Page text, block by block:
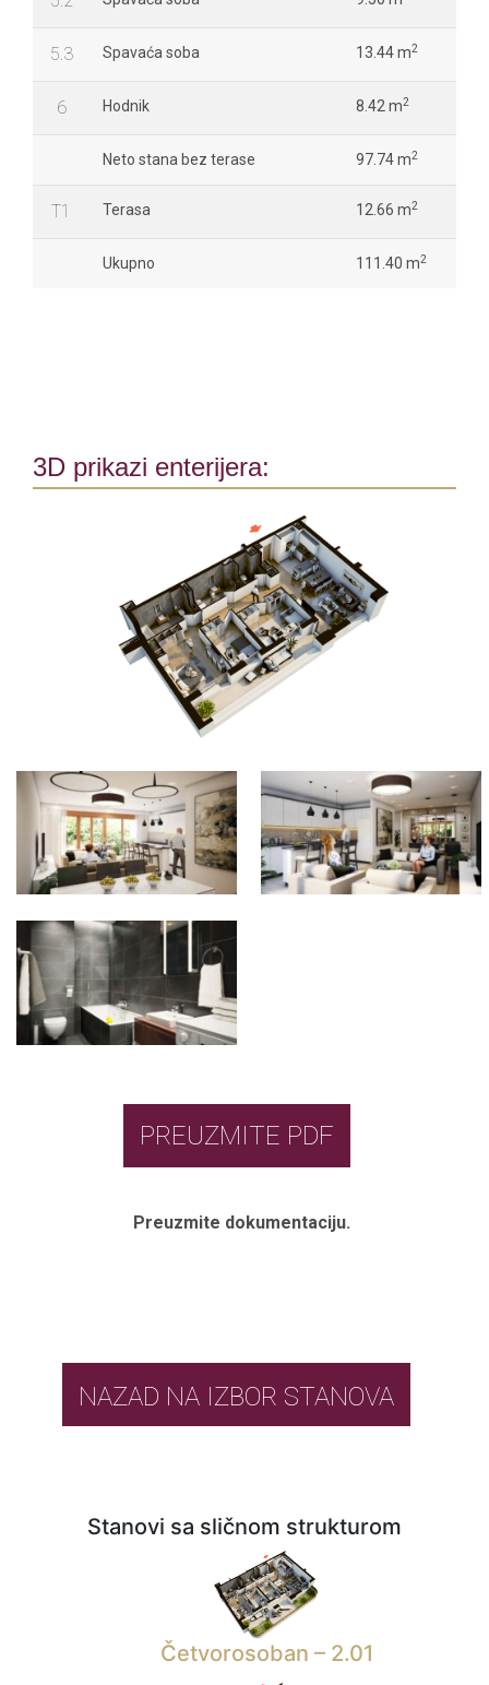
5.3 Spavaća soba 13.44 m2
6 Hodnik 8.42 m2
Neto stana bez terase 97.74 m2
T1 Terasa 12.66 m2
Ukupno 111.40 m2
3D prikazi enterijera:
PREUZMITE PDF
Preuzmite dokumentaciju.
NAZAD NA IZBOR STANOVA
Stanovi sa sličnom strukturom
Četvorosoban – 2.01